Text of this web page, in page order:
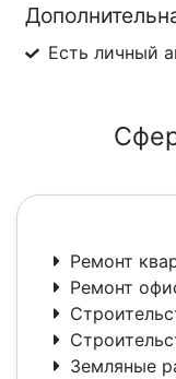
Есть личный
Ремонт
Ремонт
Земляные